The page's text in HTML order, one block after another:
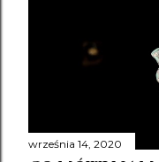
września 14, 2020